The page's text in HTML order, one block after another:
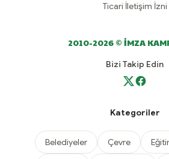
Ticari İletişim İzni
2010-2026 © İMZA
Bizi Takip Edin
Kategoriler
Belediyeler Çevre